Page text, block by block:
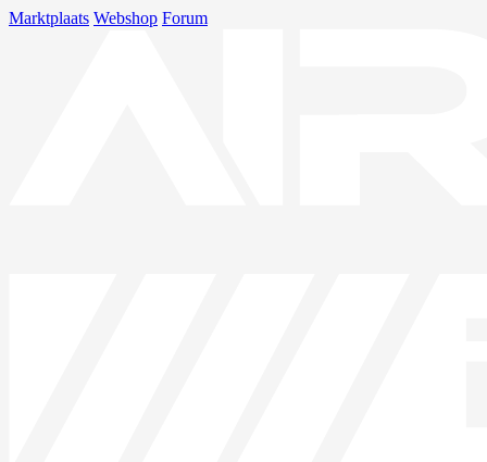
Marktplaats Webshop Forum